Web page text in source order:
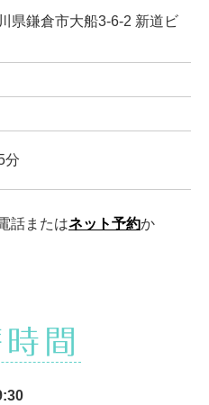
県鎌倉市大船3-6-2 新道ビ
分
話またはネット予約か
間